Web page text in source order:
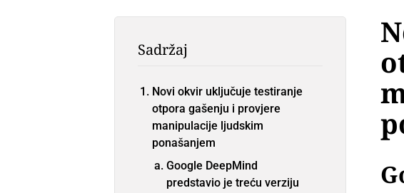
Sadržaj
Novi okvir uključuje testiranje
otpora gašenju i provjere
manipulacije ljudskim
ponašanjem
Google DeepMind
predstavio je treću verziju